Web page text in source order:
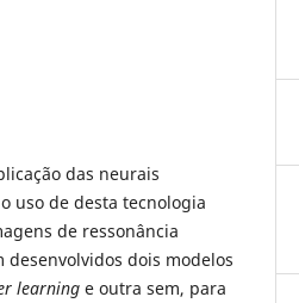
das neurais
uso de desta tecnologia
de ressonância
desenvolvidos dois modelos
learning e outra sem, para